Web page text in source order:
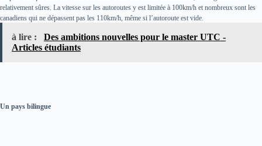
relativement sûres. La vitesse sur les autoroutes y est limitée à 100km/h et nombreux sont les
canadiens qui ne dépassent pas les 110km/h, même si l’autoroute est vide.
à lire :
Des ambitions nouvelles pour le master UTC -
Articles étudiants
Un pays bilingue